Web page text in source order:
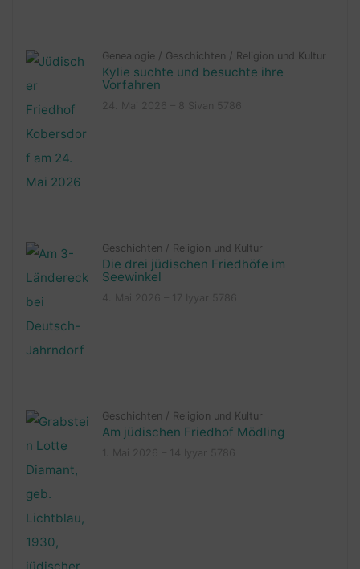
Genealogie / Geschichten / Religion und Kultur
Kylie suchte und besuchte ihre
Vorfahren
Geschichten / Religion und Kultur
Die drei jüdischen Friedhöfe im
Seewinkel
Geschichten / Religion und Kultur
Am jüdischen Friedhof Mödling